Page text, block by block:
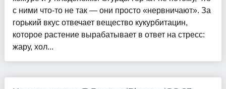
с ними что-то не так — они просто «нервничают». За
горький вкус отвечает вещество кукурбитацин,
которое растение вырабатывает в ответ на стресс:
жару, хол...